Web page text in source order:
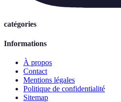
catégories
Informations
À propos
Contact
Mentions légales
Politique de confidentialité
Sitemap